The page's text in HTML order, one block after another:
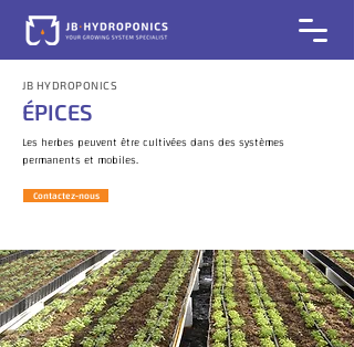
JB HYDROPONICS​
ÉPICES
Les herbes peuvent être cultivées dans des systèmes
permanents et mobiles.
Contactez-nous